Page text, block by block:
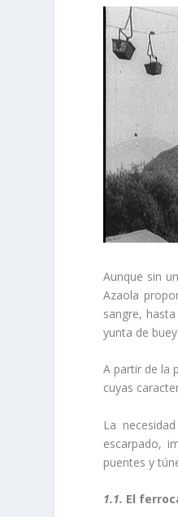
Aunque sin
Azaola
sangre,
yunta de
A partir de la
cuyas
La
escarpado,
puentes y
1.1. El